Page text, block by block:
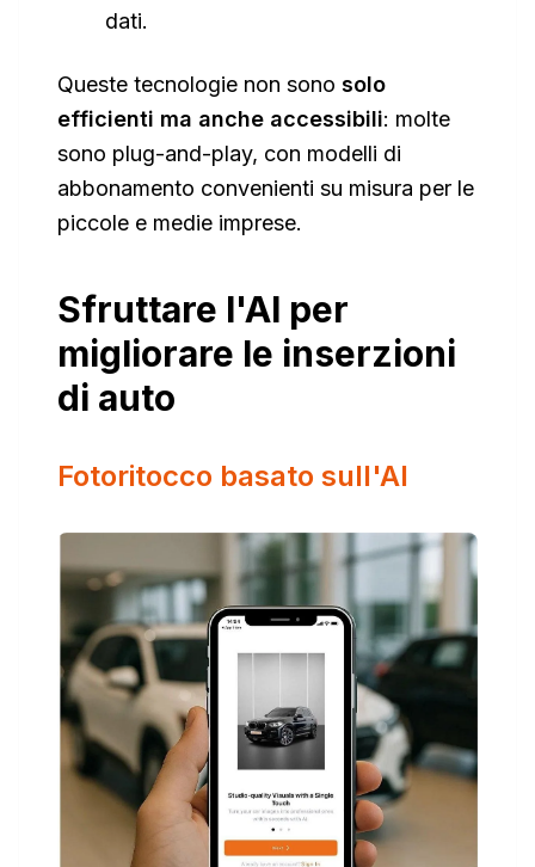
dati.
Queste tecnologie non sono solo
efficienti ma anche accessibili: molte
sono plug-and-play, con modelli di
abbonamento convenienti su misura per le
piccole e medie imprese.
Sfruttare l'AI per
migliorare le inserzioni
di auto
Fotoritocco basato sull'AI